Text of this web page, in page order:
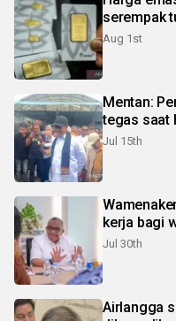
serempak
Aug 1st
Mentan:
tegas saat
Jul 15th
kerja bagi
Jul 30th
Airlangga